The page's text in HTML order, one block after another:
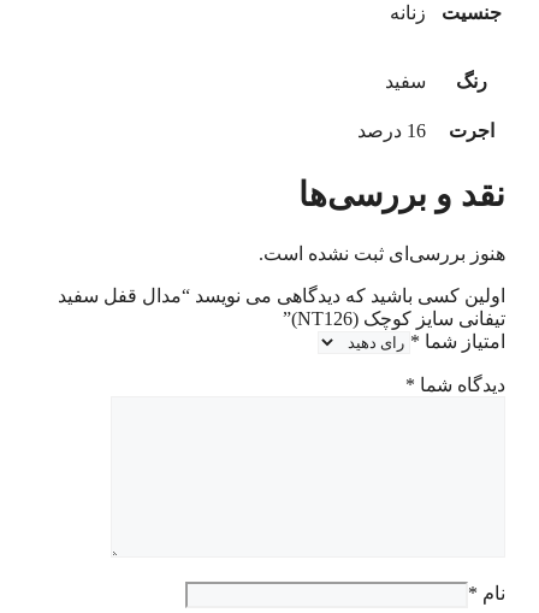
جنسیت زنانه
رنگ سفید
اجرت 16 درصد
نقد و بررسی‌ها
هنوز بررسی‌ای ثبت نشده است.
اولین کسی باشید که دیدگاهی می نویسد “مدال قفل سفید
تیفانی سایز کوچک (NT126)”
امتیاز شما *
دیدگاه شما *
نام *